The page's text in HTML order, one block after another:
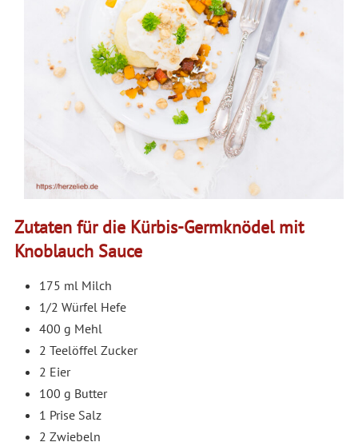
Zutaten für die Kürbis-Germknödel mit
Knoblauch Sauce
175 ml Milch
1/2 Würfel Hefe
400 g Mehl
2 Teelöffel Zucker
2 Eier
100 g Butter
1 Prise Salz
2 Zwiebeln